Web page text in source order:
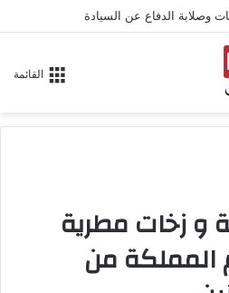
وصلابة الدفاع عن السيادة
القائمة
و زخات مطرية
المملكة من